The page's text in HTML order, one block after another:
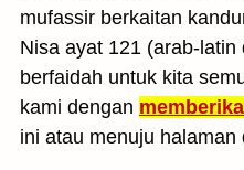
mufassir berkaitan
Nisa ayat 121 (arab-
berfaidah untuk kita
kami dengan
ini atau menuju halaman